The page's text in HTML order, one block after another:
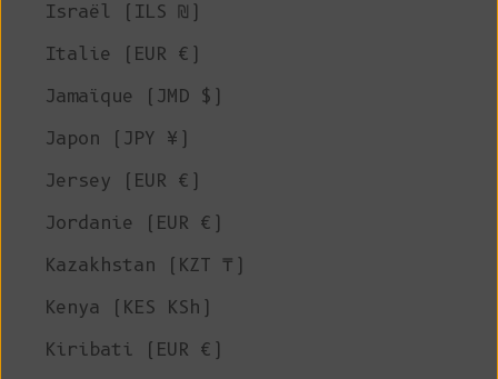
Israël (ILS ₪)
Italie (EUR €)
Jamaïque (JMD $)
Japon (JPY ¥)
Jersey (EUR €)
Jordanie (EUR €)
Kazakhstan (KZT ₸)
Kenya (KES KSh)
Kiribati (EUR €)